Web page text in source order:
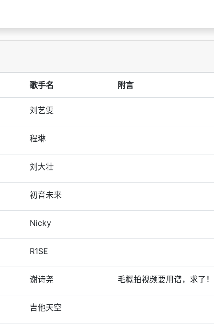
歌手名 附言
刘艺雯
程琳
刘大壮
初音未来
Nicky
R1SE
谢诗尧 毛概拍视频要用谱，求了！
吉他天空